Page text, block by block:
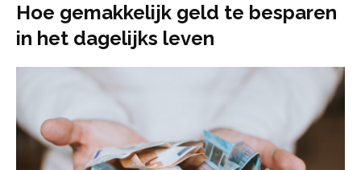
Hoe gemakkelijk geld te besparen
in het dagelijks leven